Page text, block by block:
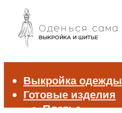
Выкройка одежды
Готовые изделия
Платье